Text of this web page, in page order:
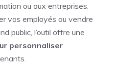
ou aux entreprises.
vos employés ou vendre
public, l’outil offre une
personnaliser